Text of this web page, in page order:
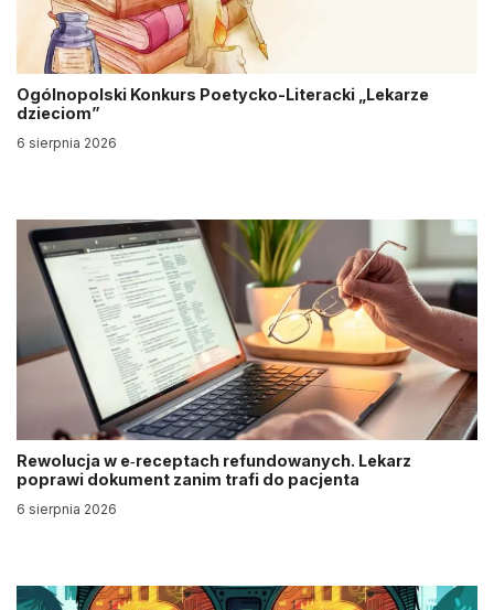
Ogólnopolski Konkurs Poetycko-Literacki „Lekarze
dzieciom”
6 sierpnia 2026
Rewolucja w e‑receptach refundowanych. Lekarz
poprawi dokument zanim trafi do pacjenta
6 sierpnia 2026